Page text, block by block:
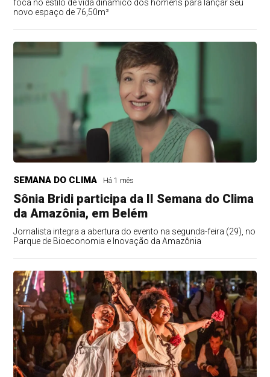
foca no estilo de vida dinâmico dos homens para lançar seu
novo espaço de 76,50m²
SEMANA DO CLIMA Há 1 mês
Sônia Bridi participa da II Semana do Clima
da Amazônia, em Belém
Jornalista integra a abertura do evento na segunda-feira (29), no
Parque de Bioeconomia e Inovação da Amazônia